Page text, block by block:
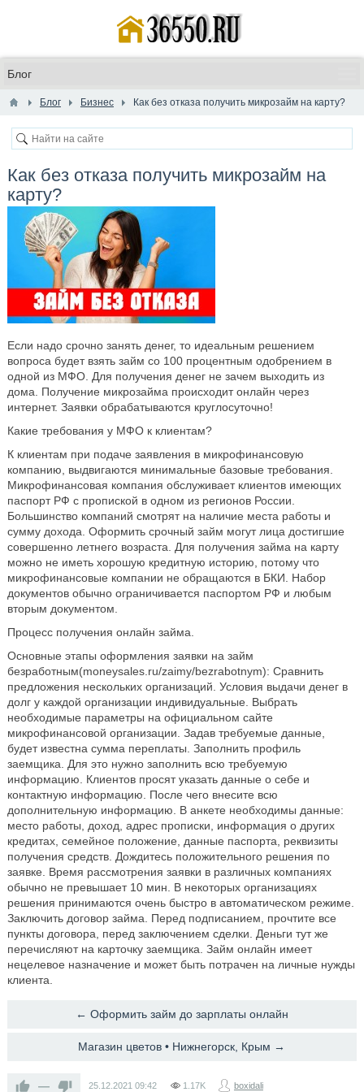
Блог Бизнес Как без отказа получить микрозайм на карту?
Как без отказа получить микрозайм на
карту?
Если надо срочно занять денег, то идеальным решением
вопроса будет взять займ со 100 процентным одобрением в
одной из МФО. Для получения денег не зачем выходить из
дома. Получение микрозайма происходит онлайн через
интернет. Заявки обрабатываются круглосуточно!
Какие требования у МФО к клиентам?
К клиентам при подаче заявления в микрофинансовую
компанию, выдвигаются минимальные базовые требования.
Микрофинансовая компания обслуживает клиентов имеющих
паспорт РФ с пропиской в одном из регионов России.
Большинство компаний смотрят на наличие места работы и
сумму дохода. Оформить срочный займ могут лица достигшие
совершенно летнего возраста. Для получения займа на карту
можно не иметь хорошую кредитную историю, потому что
микрофинансовые компании не обращаются в БКИ. Набор
документов обычно ограничивается паспортом РФ и любым
вторым документом.
Процесс получения онлайн займа.
Основные этапы оформления заявки на займ
безработным(moneysales.ru/zaimy/bezrabotnym): Сравнить
предложения нескольких организаций. Условия выдачи денег в
долг у каждой организации индивидуальные. Выбрать
необходимые параметры на официальном сайте
микрофинансовой организации. Задав требуемые данные,
будет известна сумма переплаты. Заполнить профиль
заемщика. Для это нужно заполнить всю требуемую
информацию. Клиентов просят указать данные о себе и
контактную информацию. После чего внесите всю
дополнительную информацию. В анкете необходимы данные:
место работы, доход, адрес прописки, информация о других
кредитах, семейное положение, данные паспорта, реквизиты
получения средств. Дождитесь положительного решения по
заявке. Время рассмотрения заявки в различных компаниях
обычно не превышает 10 мин. В некоторых организациях
решения принимаются очень быстро в автоматическом режиме.
Заключить договор займа. Перед подписанием, прочтите все
пункты договора, перед заключением сделки. Деньги тут же
перечисляют на карточку заемщика. Займ онлайн имеет
нецелевое назначение и может быть потрачен на личные нужды
клиента.
← Оформить займ до зарплаты онлайн
Магазин цветов • Нижнегорск, Крым →
— 25.12.2021 09:42 1.17K boxidali